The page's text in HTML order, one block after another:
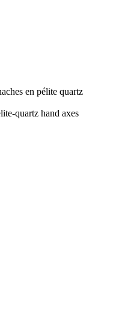
en pélite quartz
quartz hand axes